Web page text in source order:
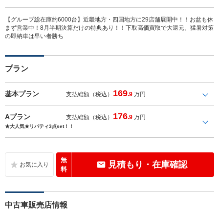
【グループ総在庫約6000台】近畿地方・四国地方に29店舗展開中！！お盆も休
まず営業中！8月半期決算だけの特典あり！！下取高価買取で大還元。猛暑対策
の即納車は早い者勝ち
プラン
基本プラン 支払総額（税込） 169.9 万円
Aプラン 支払総額（税込） 176.9 万円
★大人気★リバティ3点set！！
無
料
見積もり・在庫確認
中古車販売店情報